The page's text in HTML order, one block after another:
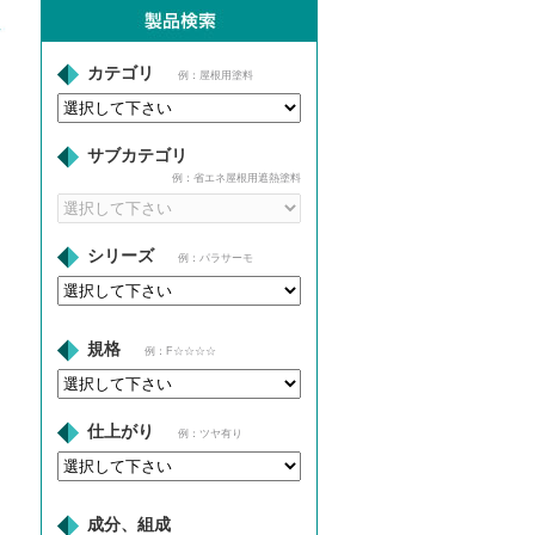
カテゴリ 例：屋根用塗料
サブカテゴリ
例：省エネ屋根用遮熱塗料
シリーズ 例：パラサーモ
規格 例：F☆☆☆☆
仕上がり 例：ツヤ有り
成分、組成